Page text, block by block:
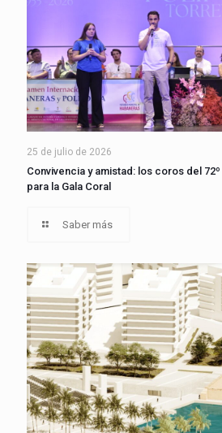
25 de julio de 2026
Convivencia y amistad: los coros del
para la Gala Coral
Saber más